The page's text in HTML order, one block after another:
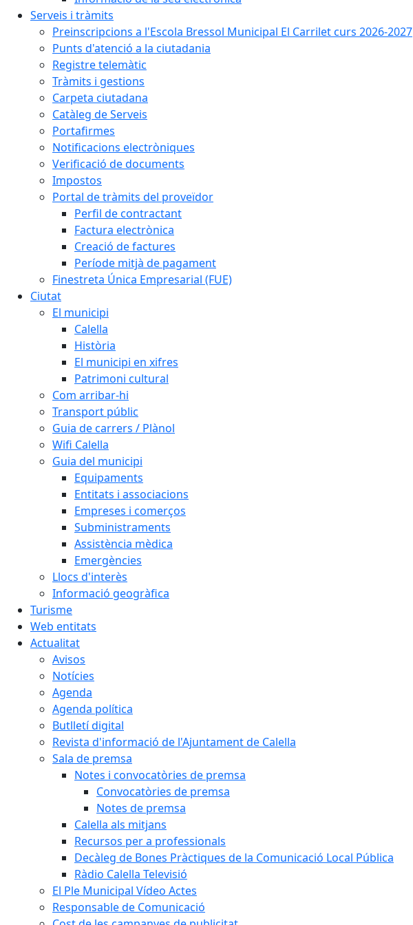
Serveis i tràmits
Preinscripcions a l'Escola Bressol Municipal El Carrilet curs 2026-2027
Punts d'atenció a la ciutadania
Registre telemàtic
Tràmits i gestions
Carpeta ciutadana
Catàleg de Serveis
Portafirmes
Notificacions electròniques
Verificació de documents
Impostos
Portal de tràmits del proveïdor
Perfil de contractant
Factura electrònica
Creació de factures
Període mitjà de pagament
Finestreta Única Empresarial (FUE)
Ciutat
El municipi
Calella
Història
El municipi en xifres
Patrimoni cultural
Com arribar-hi
Transport públic
Guia de carrers / Plànol
Wifi Calella
Guia del municipi
Equipaments
Entitats i associacions
Empreses i comerços
Subministraments
Assistència mèdica
Emergències
Llocs d'interès
Informació geogràfica
Turisme
Web entitats
Actualitat
Avisos
Notícies
Agenda
Agenda política
Butlletí digital
Revista d'informació de l'Ajuntament de Calella
Sala de premsa
Notes i convocatòries de premsa
Convocatòries de premsa
Notes de premsa
Calella als mitjans
Recursos per a professionals
Decàleg de Bones Pràctiques de la Comunicació Local Pública
Ràdio Calella Televisió
El Ple Municipal Vídeo Actes
Responsable de Comunicació